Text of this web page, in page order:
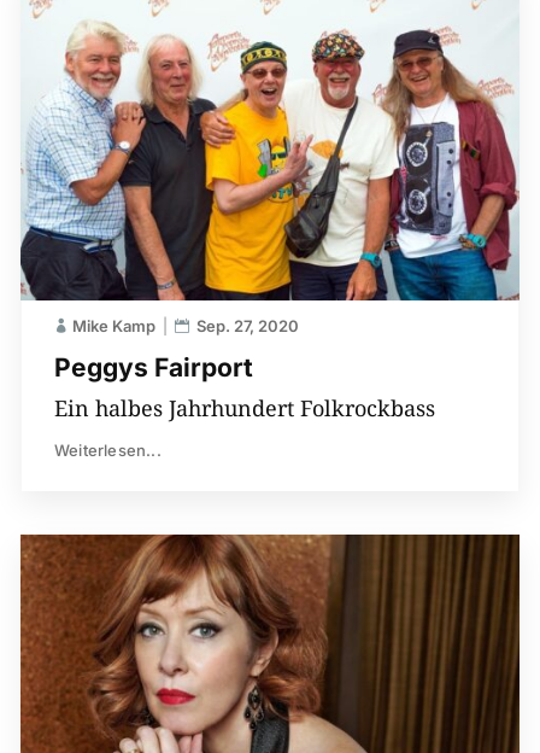
Peggys Fairport
Mike Kamp Sep. 27, 2020
Ein halbes Jahrhundert Folkrockbass
Weiterlesen...